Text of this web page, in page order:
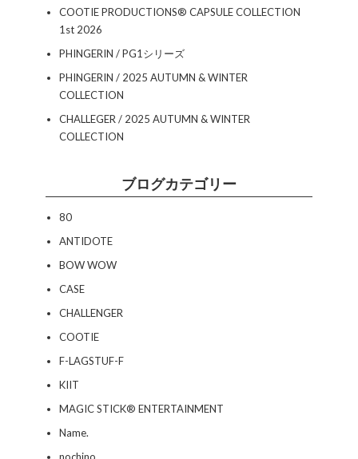
COOTIE PRODUCTIONS®︎ CAPSULE COLLECTION
1st 2026
PHINGERIN / PG1シリーズ
PHINGERIN / 2025 AUTUMN & WINTER
COLLECTION
CHALLEGER / 2025 AUTUMN & WINTER
COLLECTION
ブログカテゴリー
80
ANTIDOTE
BOW WOW
CASE
CHALLENGER
COOTIE
F-LAGSTUF-F
KIIT
MAGIC STICK® ENTERTAINMENT
Name.
nochino